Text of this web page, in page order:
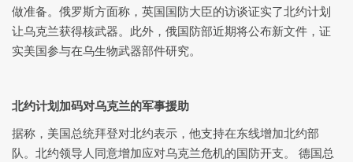
做准备。俄罗斯方面称，英国国防大臣的访谈证实了北约计划
让乌克兰获得核武器。此外，俄国防部近期将公布新文件，证
实美国参与在乌生物武器部件研究。
北约计划加码对乌克兰的军事援助
据称，美国总统拜登对北约表示，他支持在东线增加北约部
队。北约领导人同意增加应对乌克兰危机的国防开支。 德国总